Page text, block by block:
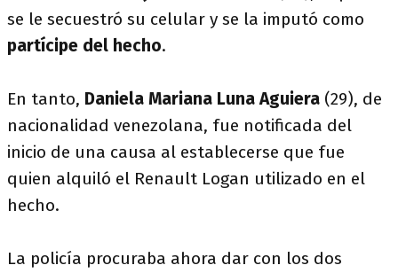
se le secuestró su celular y se la imputó como
partícipe del hecho.
En tanto, Daniela Mariana Luna Aguiera (29), de
nacionalidad venezolana, fue notificada del
inicio de una causa al establecerse que fue
quien alquiló el Renault Logan utilizado en el
hecho.
La policía procuraba ahora dar con los dos